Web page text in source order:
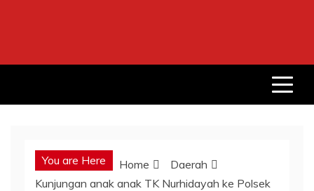
You are Here Home
Daerah
Kunjungan anak anak TK Nurhidayah ke Polsek